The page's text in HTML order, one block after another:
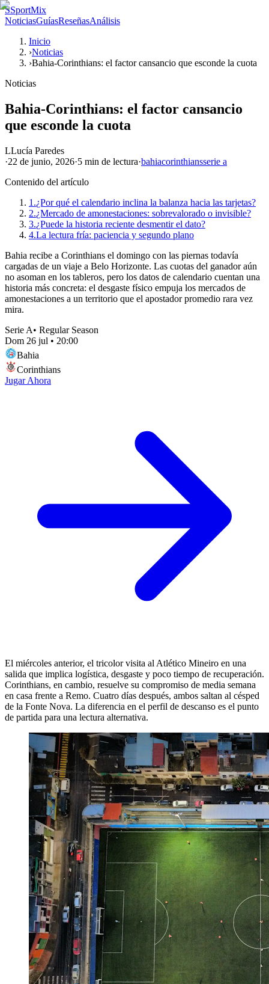
SSportMix
NoticiasGuíasReseñasAnálisis
Inicio
›Noticias
›Bahia-Corinthians: el factor cansancio que esconde la cuota
Noticias
Bahia-Corinthians: el factor cansancio
que esconde la cuota
LLucía Paredes
·22 de junio, 2026·5 min de lectura·bahiacorinthiansserie a
Contenido del artículo
1.¿Por qué el calendario inclina la balanza hacia las tarjetas?
2.¿Mercado de amonestaciones: sobrevalorado o invisible?
3.¿Puede la historia reciente desmentir el dato?
4.La lectura fría: paciencia y segundo plano
Bahia recibe a Corinthians el domingo con las piernas todavía
cargadas de un viaje a Belo Horizonte. Las cuotas del ganador aún
no asoman en los tableros, pero los datos de calendario cuentan una
historia más concreta: el desgaste físico empuja los mercados de
amonestaciones a un territorio que el apostador promedio rara vez
mira.
Serie A• Regular Season
Dom 26 jul • 20:00
Bahia
Corinthians
Jugar Ahora
El miércoles anterior, el tricolor visita al Atlético Mineiro en una
salida que implica logística, desgaste y poco tiempo de recuperación.
Corinthians, en cambio, resuelve su compromiso de media semana
en casa frente a Remo. Cuatro días después, ambos saltan al césped
de la Fonte Nova. La diferencia en el perfil de descanso es el punto
de partida para una lectura alternativa.